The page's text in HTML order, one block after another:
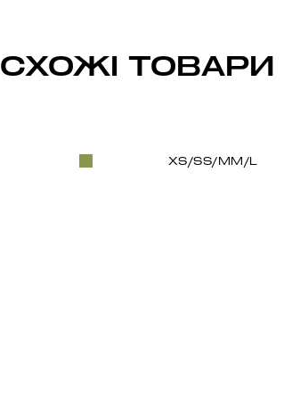
СХОЖІ ТОВАРИ
XS/SS/M M/L